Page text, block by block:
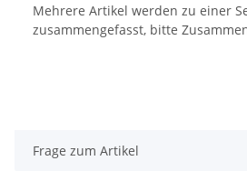
Mehrere Artikel werden zu einer
zusammengefasst, bitte
Frage zum Artikel